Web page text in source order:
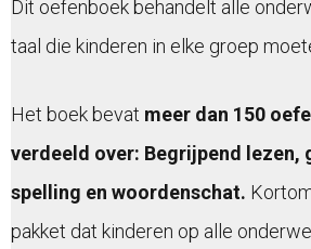
Dit oefenboek behandelt alle
taal die kinderen in elke groep
Het boek bevat meer dan 150
verdeeld over: Begrijpend lezen,
spelling en woordenschat.
pakket dat kinderen op alle